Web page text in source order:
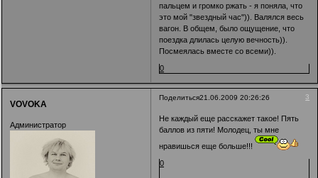
пальцем и громко ржать - я поняла, что
это мой "звездный час")). Валялся весь
вагон. В общем, было ощущение, что
поездка длилась целую вечность)).
Посмеялась вместе со всеми)).
0
Поделиться 3
21.06.2009 20:26:26
VOVOKA
Администратор
Не каждый еще расскажет такое! Пять
баллов из пяти! Молодец, ты мне
нравишься еще больше!!!
0